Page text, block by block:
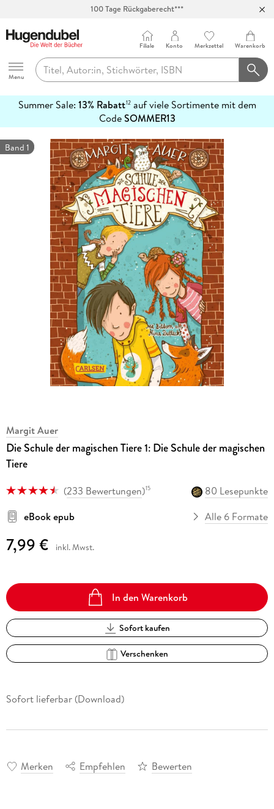
100 Tage Rückgaberecht***
Hugendubel
Menu
Filiale Konto Merkzettel Warenkorb
Summer Sale: 13% Rabatt12auf viele Sortimente mit dem
CodeSOMMER13
erfahren
Band 1
Margit Auer
Die Schule der magischen Tiere 1: Die Schule der magischen
Tiere
(233 Bewertungen)15
80 Lesepunkte
eBook epub
Alle 6 Formate
7,99 € inkl. Mwst.
In den Warenkorb
Sofort kaufen
Verschenken
Sofort lieferbar (Download)
Merken Empfehlen Bewerten